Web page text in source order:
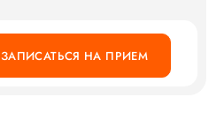
ЗАПИСАТЬСЯ НА ПРИЕМ